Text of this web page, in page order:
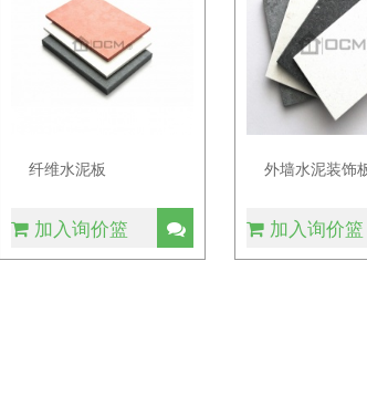
纤维水泥板
加入询价篮
外墙水泥装饰
加入询价篮